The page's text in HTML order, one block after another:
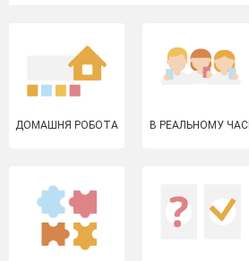
ДОМАШНЯ РОБОТА В РЕАЛЬНОМУ ЧАСІ